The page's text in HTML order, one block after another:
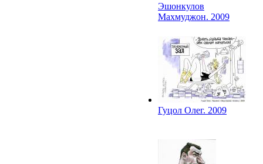
Эшонкулов
Махмуджон. 2009
Гуцол Олег. 2009